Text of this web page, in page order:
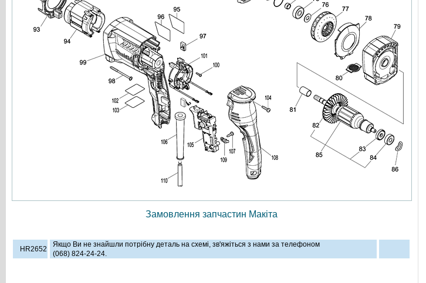
Замовлення запчастин Макіта
HR2652
Якщо Ви не знайшли потрібну деталь на схемі, зв'яжіться з нами за телефоном
(068) 824-24-24.